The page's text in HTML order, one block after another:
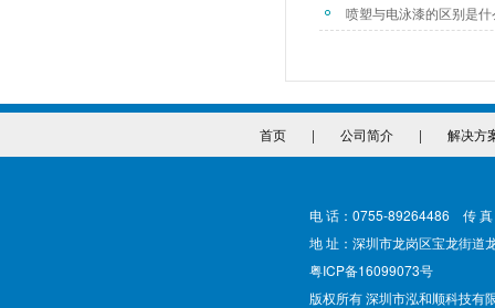
喷塑与电泳漆的区别是什
首页 | 公司简介 | 解决方
电 话：0755-89264486 传
地 址：深圳市龙岗区宝龙街道
粤ICP备16099073号
版权所有 深圳市泓和顺科技有